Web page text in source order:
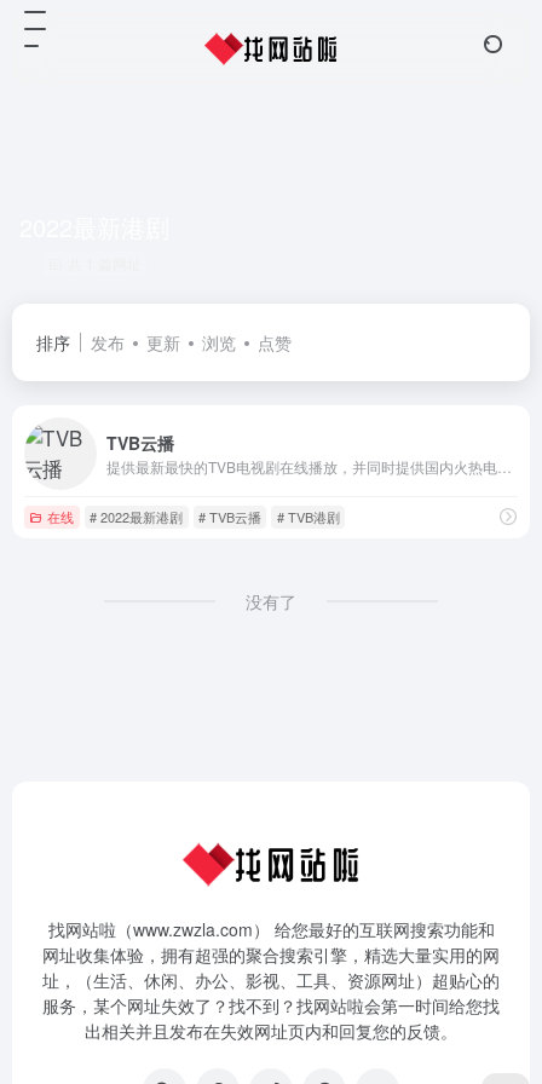
排序 发布 更新 浏览 点赞
TVB云播
在线 # 2022最新港剧 # TVB云播 # TVB港剧
没有了
找网站啦（www.zwzla.com） 给您最好的互联网搜索功能和
网址收集体验，拥有超强的聚合搜索引擎，精选大量实用的网
址，（生活、休闲、办公、影视、工具、资源网址）超贴心的
服务，某个网址失效了？找不到？找网站啦会第一时间给您找
出相关并且发布在失效网址页内和回复您的反馈。